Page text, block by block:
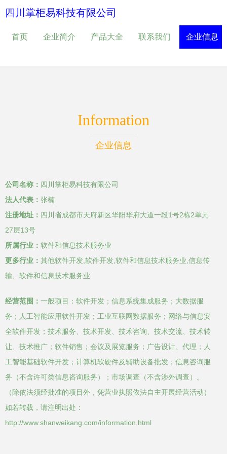
四川掌柜易科技有限公司
首页 企业简介 产品大全 联系我们 企业信息
Information
企业信息
公司名称： 四川掌柜易科技有限公司
法人代表： 张楠
注册地址： 四川省成都市天府新区华阳华府大道一段1号2栋2单元
27层13号
所属行业： 软件和信息技术服务业
更多行业： 其他软件开发,软件开发,软件和信息技术服务业,信息传
输、软件和信息技术服务业
经营范围： 一般项目：软件开发；信息系统集成服务；大数据服
务；人工智能应用软件开发；工业互联网数据服务；网络与信息安
全软件开发；技术服务、技术开发、技术咨询、技术交流、技术转
让、技术推广；软件销售；会议及展览服务；广告设计、代理；人
工智能基础软件开发；计算机软硬件及辅助设备批发；信息咨询服
务（不含许可类信息咨询服务）；市场调查（不含涉外调查）。
（除依法须经批准的项目外，凭营业执照依法自主开展经营活动）
如若转载，请注明出处：
http://www.shanweikang.com/information.html